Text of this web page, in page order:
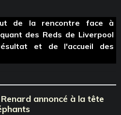
de la rencontre face à
des Reds de Liverpool
et de l'accueil des
annoncé à la tête